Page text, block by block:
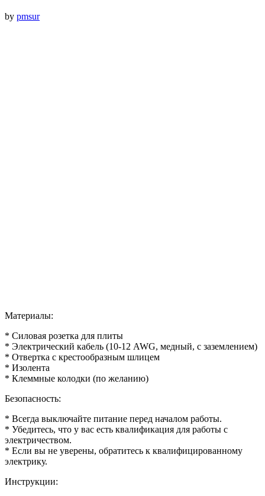
by pmsur
Материалы:
* Силовая розетка для плиты
* Электрический кабель (10-12 AWG, медный, с заземлением)
* Отвертка с крестообразным шлицем
* Изолента
* Клеммные колодки (по желанию)
Безопасность:
* Всегда выключайте питание перед началом работы.
* Убедитесь, что у вас есть квалификация для работы с
электричеством.
* Если вы не уверены, обратитесь к квалифицированному
электрику.
Инструкции: